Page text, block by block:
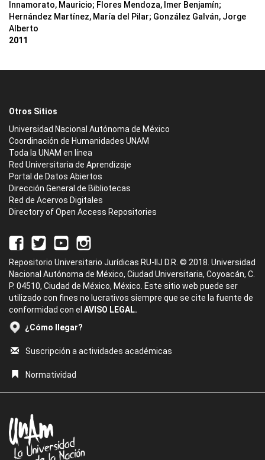
Innamorato, Mauricio; Flores Mendoza, Imer Benjamín;
Hernández Martínez, María del Pilar; González Galván, Jorge
Alberto
2011
Otros Sitios
Universidad Nacional Autónoma de México
Coordinación de Humanidades UNAM
Toda la UNAM en línea
Red Universitaria de Aprendizaje
Portal de Datos Abiertos
Dirección General de Bibliotecas
Red de Acervos Digitales
Directory of Open Access Repositories
Repositorio Universitario Jurídicas RU-IIJ D.R. © 2018. Universidad
Nacional Autónoma de México, Ciudad Universitaria, Coyoacán, C.
P. 04510, Ciudad de México, México. Este sitio web puede ser
utilizado con fines no lucrativos siempre que se cite la fuente de
conformidad con el AVISO LEGAL.
¿Cómo llegar?
Suscripción a actividades académicas
Normatividad